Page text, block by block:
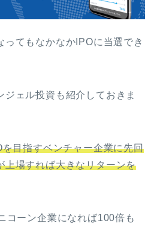
ってもなかなかIPOに当選でき
ジェル投資も紹介しておきま
を目指すベンチャー企業に先回
上場すれば大きなリターンを
コーン企業になれば100倍も